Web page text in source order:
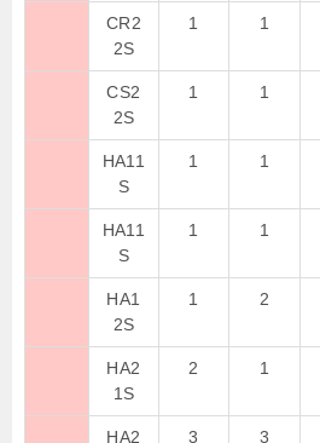
CR2
2S
1 1
CS2
2S
1 1
HA11
S
1 1
HA11
S
1 1
HA1
2S
1 2
HA2
1S
2 1
HA2 3 3